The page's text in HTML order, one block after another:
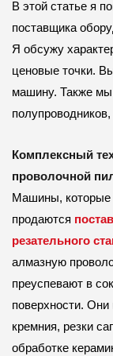
В этой статье я
поставщика
Я обсужу
ценовые точки.
машину. Также мы
Комплексный
проволочной
Машины, которые
продаются
резательного
алмазную
преуспевают в
поверхности. Они
кремния, резки
обработке